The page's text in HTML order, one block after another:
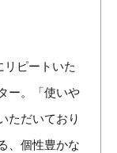
リピートいた
ー。「使いや
ただいており
、個性豊かな